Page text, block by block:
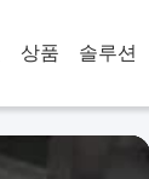
상품 솔루션